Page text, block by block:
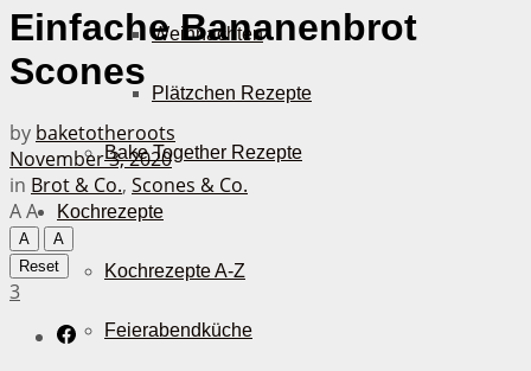
Weihnachten
Plätzchen Rezepte
Bake Together Rezepte
Kochrezepte
Kochrezepte A-Z
Feierabendküche
Einfache Bananenbrot
Scones
by baketotheroots
November 3, 2020
in Brot & Co., Scones & Co.
AA
A
A
Reset
3